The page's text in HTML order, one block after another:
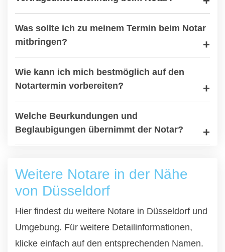
Was sollte ich zu meinem Termin beim Notar
mitbringen?
Wie kann ich mich bestmöglich auf den
Notartermin vorbereiten?
Welche Beurkundungen und
Beglaubigungen übernimmt der Notar?
Weitere Notare in der Nähe
von Düsseldorf
Hier findest du weitere Notare in Düsseldorf und
Umgebung. Für weitere Detailinformationen,
klicke einfach auf den entsprechenden Namen.